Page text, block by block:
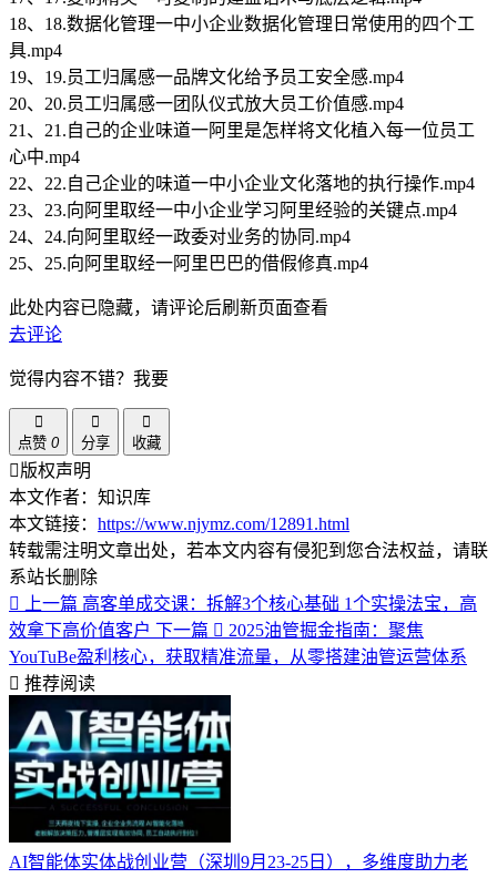
18、18.数据化管理一中小企业数据化管理日常使用的四个工
具.mp4
19、19.员工归属感一品牌文化给予员工安全感.mp4
20、20.员工归属感一团队仪式放大员工价值感.mp4
21、21.自己的企业味道一阿里是怎样将文化植入每一位员工
心中.mp4
22、22.自己企业的味道一中小企业文化落地的执行操作.mp4
23、23.向阿里取经一中小企业学习阿里经验的关键点.mp4
24、24.向阿里取经一政委对业务的协同.mp4
25、25.向阿里取经一阿里巴巴的借假修真.mp4
此处内容已隐藏，请评论后刷新页面查看
去评论
觉得内容不错？我要
点赞 0 分享 收藏
版权声明
本文作者：知识库
本文链接： https://www.njymz.com/12891.html
转载需注明文章出处，若本文内容有侵犯到您合法权益，请联
系站长删除
上一篇 高客单成交课：拆解3个核心基础 1个实操法宝，高
效拿下高价值客户 下一篇
2025油管掘金指南：聚焦
YouTuBe盈利核心，获取精准流量，从零搭建油管运营体系
推荐阅读
AI智能体实体战创业营（深圳9月23-25日），多维度助力老